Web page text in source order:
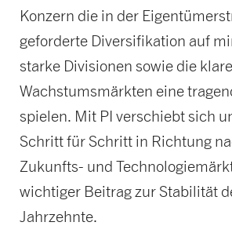
Konzern die in der
geforderte Diversifikation auf
starke Divisionen sowie die
Wachstumsmärkten eine
spielen. Mit PI verschiebt sich
Schritt für Schritt in Richtung
Zukunfts- und
wichtiger Beitrag zur Stabilität
Jahrzehnte.